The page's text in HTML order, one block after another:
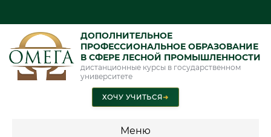
ДОПОЛНИТЕЛЬНОЕ
ПРОФЕССИОНАЛЬНОЕ ОБРАЗОВАНИЕ
В СФЕРЕ ЛЕСНОЙ ПРОМЫШЛЕННОСТИ
дистанционные курсы в государственном
университете
ХОЧУ УЧИТЬСЯ➜
Меню